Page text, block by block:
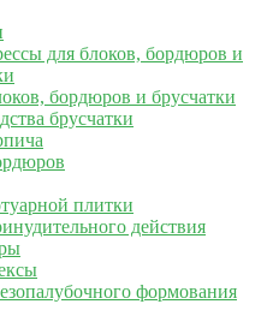
для блоков, бордюров и
бордюров и брусчатки
брусчатки
плитки
действия
формования